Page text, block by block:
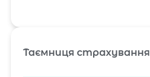
Таємниця страхування